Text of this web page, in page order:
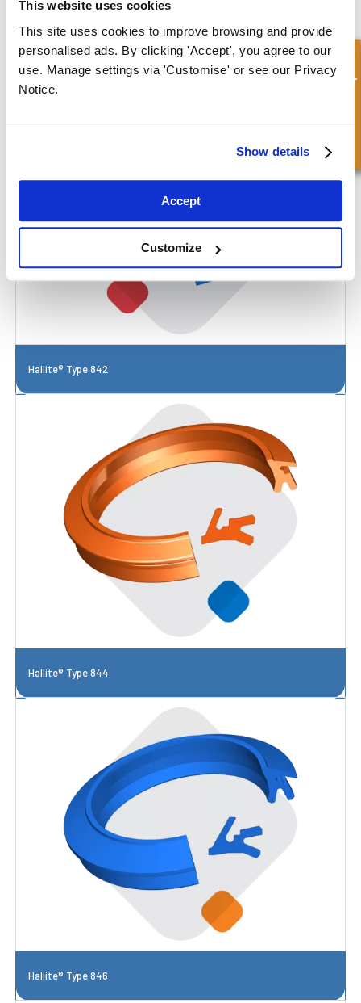
This website uses cookies
This site uses cookies to improve browsing and provide
personalised ads. By clicking 'Accept', you agree to our
use. Manage settings via 'Customise' or see our Privacy
Notice.
Show details
Accept
Customize
Hallite® Type 839
Hallite® Type 842
Hallite® Type 844
Hallite® Type 846
Demande rapide